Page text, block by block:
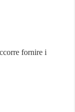
fornire i